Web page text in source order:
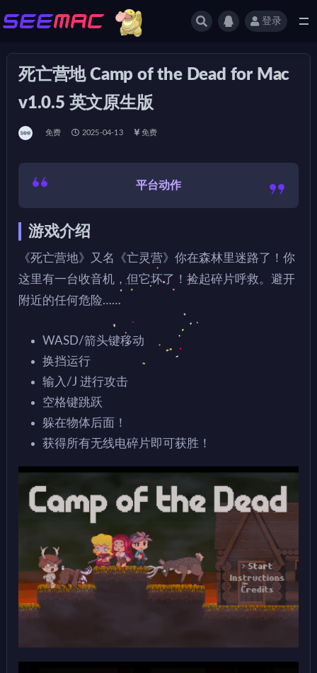
登录
死亡营地 Camp of the Dead for Mac
v1.0.5 英文原生版
免费 2025-04-13 免费
平台动作
游戏介绍
《死亡营地》又名《亡灵营》你在森林里迷路了！你
这里有一台收音机，但它坏了！捡起碎片呼救。避开
附近的任何危险……
WASD/箭头键移动
换挡运行
输入/J 进行攻击
空格键跳跃
躲在物体后面！
获得所有无线电碎片即可获胜！